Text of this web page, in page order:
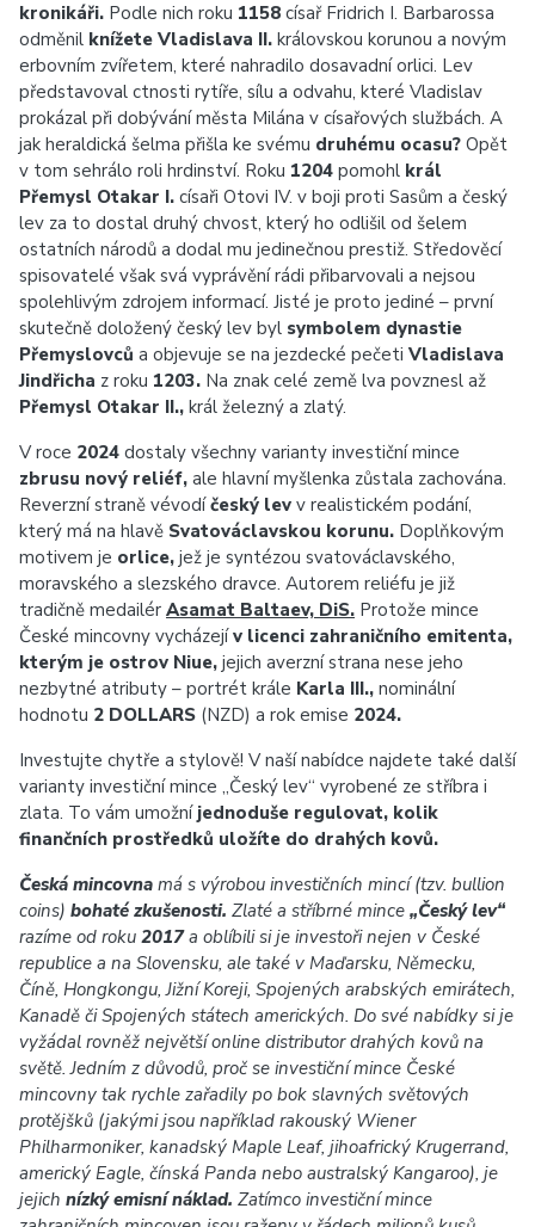
kronikáři. Podle nich roku 1158 císař Fridrich I. Barbarossa
odměnil knížete Vladislava II. královskou korunou a novým
erbovním zvířetem, které nahradilo dosavadní orlici. Lev
představoval ctnosti rytíře, sílu a odvahu, které Vladislav
prokázal při dobývání města Milána v císařových službách. A
jak heraldická šelma přišla ke svému druhému ocasu? Opět
v tom sehrálo roli hrdinství. Roku 1204 pomohl král
Přemysl Otakar I. císaři Otovi IV. v boji proti Sasům a český
lev za to dostal druhý chvost, který ho odlišil od šelem
ostatních národů a dodal mu jedinečnou prestiž. Středověcí
spisovatelé však svá vyprávění rádi přibarvovali a nejsou
spolehlivým zdrojem informací. Jisté je proto jediné – první
skutečně doložený český lev byl symbolem dynastie
Přemyslovců a objevuje se na jezdecké pečeti Vladislava
Jindřicha z roku 1203. Na znak celé země lva povznesl až
Přemysl Otakar II., král železný a zlatý.
V roce 2024 dostaly všechny varianty investiční mince
zbrusu nový reliéf, ale hlavní myšlenka zůstala zachována.
Reverzní straně vévodíčeský lev v realistickém podání,
který má na hlavě Svatováclavskou korunu. Doplňkovým
motivem je orlice, jež je syntézou svatováclavského,
moravského a slezského dravce. Autorem reliéfu je již
tradičně medailér Asamat Baltaev, DiS. Protože mince
České mincovny vycházejív licenci zahraničního emitenta,
kterým je ostrov Niue, jejich averzní strana nese jeho
nezbytné atributy – portrét krále Karla III., nominální
hodnotu 2 DOLLARS (NZD) a rok emise 2024.
Investujte chytře a stylově! V naší nabídce najdete také další
varianty investiční mince „Český lev“ vyrobené ze stříbra i
zlata. To vám umožní jednoduše regulovat, kolik
finančních prostředků uložíte do drahých kovů.
Česká mincovna má s výrobou investičních mincí (tzv. bullion
coins) bohaté zkušenosti. Zlaté a stříbrné mince „Český lev“
razíme od roku 2017a oblíbili si je investoři nejen v České
republice a na Slovensku, ale také v Maďarsku, Německu,
Číně, Hongkongu, Jižní Koreji, Spojených arabských emirátech,
Kanadě či Spojených státech amerických. Do své nabídky si je
vyžádal rovněž největší online distributor drahých kovů na
světě. Jedním z důvodů, proč se investiční mince České
mincovny tak rychle zařadily po bok slavných světových
protějšků (jakými jsou například rakouský Wiener
Philharmoniker, kanadský Maple Leaf, jihoafrický Krugerrand,
americký Eagle, čínská Panda nebo australský Kangaroo), je
jejich nízký emisní náklad. Zatímco investiční mince